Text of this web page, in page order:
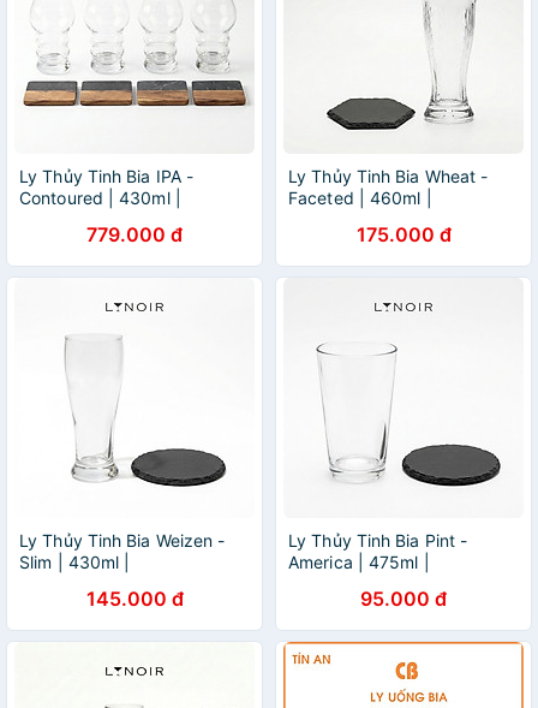
Ly Thủy Tinh Bia IPA -
Contoured | 430ml |
779.000 đ
Ly Thủy Tinh Bia Wheat -
Faceted | 460ml |
175.000 đ
Ly Thủy Tinh Bia Weizen -
Slim | 430ml |
145.000 đ
Ly Thủy Tinh Bia Pint -
America | 475ml |
95.000 đ